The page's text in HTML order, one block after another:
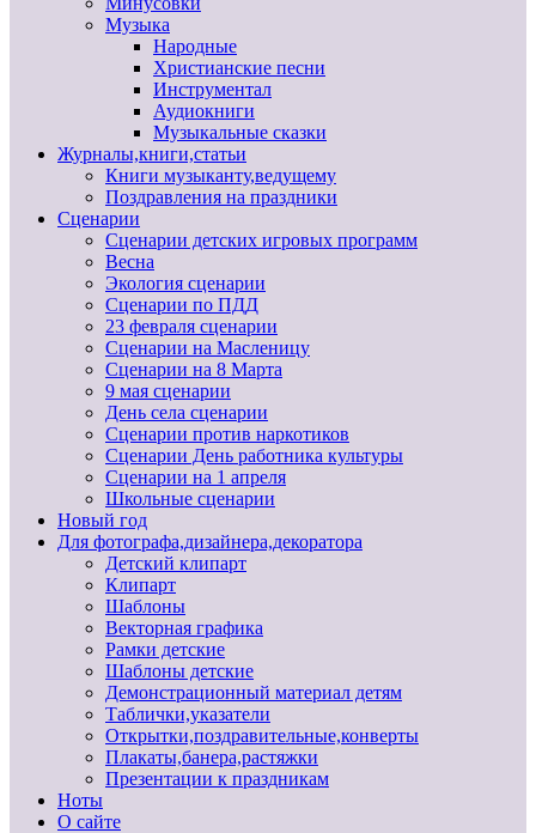
Музыка
Народные
Христианские песни
Инструментал
Аудиокниги
Музыкальные сказки
Журналы,книги,статьи
Книги музыканту,ведущему
Поздравления на праздники
Сценарии
Сценарии детских игровых программ
Весна
Экология сценарии
Сценарии по ПДД
23 февраля сценарии
Сценарии на Масленицу
Сценарии на 8 Марта
9 мая сценарии
День села сценарии
Сценарии против наркотиков
Сценарии День работника культуры
Сценарии на 1 апреля
Школьные сценарии
Новый год
Для фотографа,дизайнера,декоратора
Детский клипарт
Клипарт
Шаблоны
Векторная графика
Рамки детские
Шаблоны детские
Демонстрационный материал детям
Таблички,указатели
Открытки,поздравительные,конверты
Плакаты,банера,растяжки
Презентации к праздникам
Ноты
О сайте